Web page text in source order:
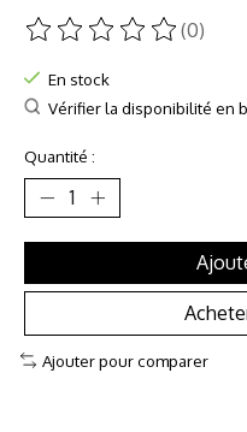
Ce produit est évalué à
(0)
En stock
Vérifier la disponibilité en
Quantité :
Ajouter pour comparer